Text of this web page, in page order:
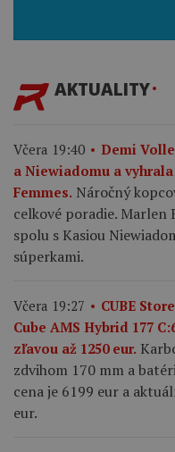
AKTUALITY
Včera 19:40
Demi
a Niewiadomu a
Femmes. Náročný
celkové poradie. Marlen
spolu s Kasiou
súperkami.
Včera 19:27
CUBE
Cube AMS Hybrid 177
zľavou až 1250 eur.
zdvihom 170 mm a
cena je 6199 eur a
eur.